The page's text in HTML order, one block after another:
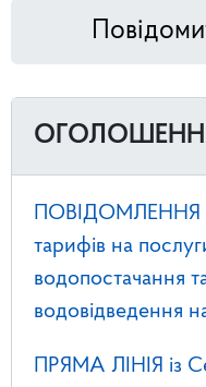
ПОВІДОМЛЕННЯ
тарифів на
водопостачання
водовідведення
ПРЯМА ЛІНІЯ із